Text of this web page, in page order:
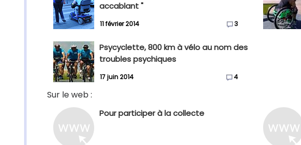
accablant "
11 février 2014 3
Psycyclette, 800 km à vélo au nom des
troubles psychiques
17 juin 2014 4
Sur le web :
Pour participer à la collecte